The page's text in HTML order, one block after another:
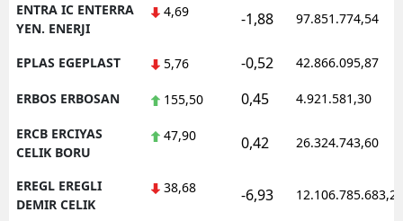
ENTRA IC ENTERRA
YEN. ENERJI
4,69 -1,88 97.851.774,54
EPLAS EGEPLAST 5,76 -0,52 42.866.095,87
ERBOS ERBOSAN 155,50 0,45 4.921.581,30
ERCB ERCIYAS
CELIK BORU
47,90 0,42 26.324.743,60
EREGL EREGLI
DEMIR CELIK
38,68 -6,93 12.106.785.683,20